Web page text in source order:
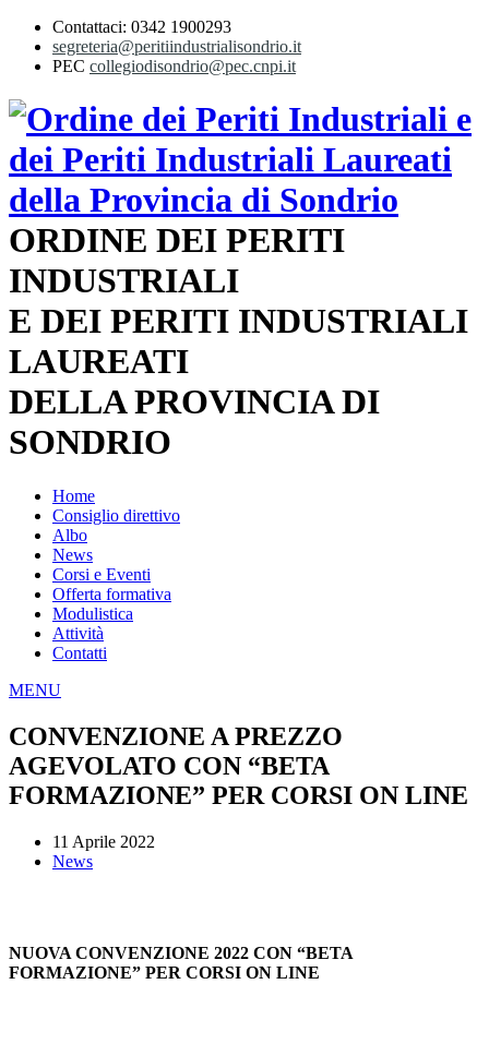
Contattaci: 0342 1900293
segreteria@peritiindustrialisondrio.it
PEC collegiodisondrio@pec.cnpi.it
ORDINE DEI PERITI
INDUSTRIALI
E DEI PERITI INDUSTRIALI
LAUREATI
DELLA PROVINCIA DI
SONDRIO
Home
Consiglio direttivo
Albo
News
Corsi e Eventi
Offerta formativa
Modulistica
Attività
Contatti
MENU
CONVENZIONE A PREZZO
AGEVOLATO CON “BETA
FORMAZIONE” PER CORSI ON LINE
11 Aprile 2022
News
NUOVA CONVENZIONE 2022 CON “BETA
FORMAZIONE” PER CORSI ON LINE